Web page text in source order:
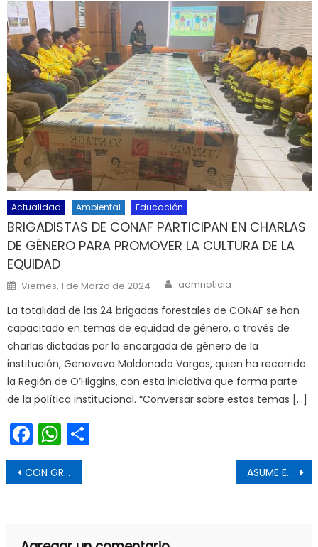
Actualidad Ambiental Educación
BRIGADISTAS DE CONAF PARTICIPAN EN CHARLAS
DE GÉNERO PARA PROMOVER LA CULTURA DE LA
EQUIDAD
Posted on
Viernes, 1 de Marzo de 2024 Author
admnoticia
La totalidad de las 24 brigadas forestales de CONAF se han
capacitado en temas de equidad de género, a través de
charlas dictadas por la encargada de género de la
institución, Genoveva Maldonado Vargas, quien ha recorrido
la Región de O’Higgins, con esta iniciativa que forma parte
de la política institucional. “Conversar sobre estos temas […]
Facebook
WhatsApp
Navegación de entradas
CON GRAN CONVOCATORIA SE DESARROLLÓ EL TORNEO “EL TAEKWONDO SE COMPITE EN CHÉPICA” ASUME EL NUEVO DIRECTOR REGIONAL DEL FOSIS EN REGIÓN DE O’HIGGINS